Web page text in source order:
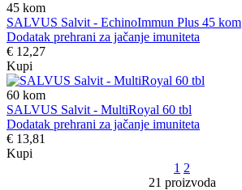
45 kom
SALVUS Salvit - EchinoImmun Plus 45 kom
Dodatak prehrani za jačanje imuniteta
€ 12,27
Kupi
60 kom
SALVUS Salvit - MultiRoyal 60 tbl
Dodatak prehrani za jačanje imuniteta
€ 13,81
Kupi
1 2
21 proizvoda